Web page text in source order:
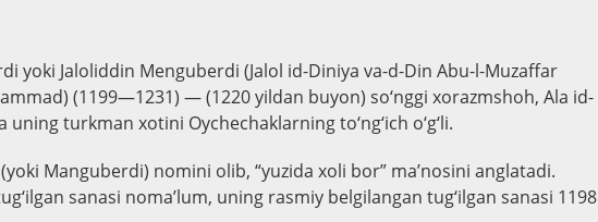
yoki Jaloliddin Menguberdi (Jalol id-Diniya va-d-Din Abu-l-Muzaffar
(1199—1231) — (1220 yildan buyon) so‘nggi xorazmshoh, Ala id-
uning turkman xotini Oychechaklarning to‘ng‘ich o‘g‘li.
Manguberdi) nomini olib, “yuzida xoli bor” ma’nosini anglatadi.
sanasi noma’lum, uning rasmiy belgilangan tug‘ilgan sanasi 1198